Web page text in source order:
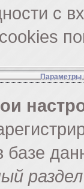
с
Параметры
базе
раздел